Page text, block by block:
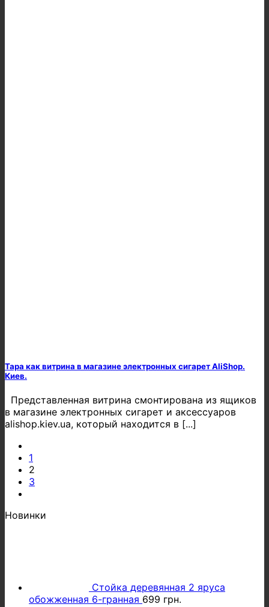
Тара как витрина в магазине электронных сигарет AliShop.
Киев.
Представленная витрина смонтирована из ящиков
в магазине электронных сигарет и аксессуаров
alishop.kiev.ua, который находится в [...]
1
2
3
Новинки
Стойка деревянная 2 яруса
обожженная 6-гранная 699 грн.